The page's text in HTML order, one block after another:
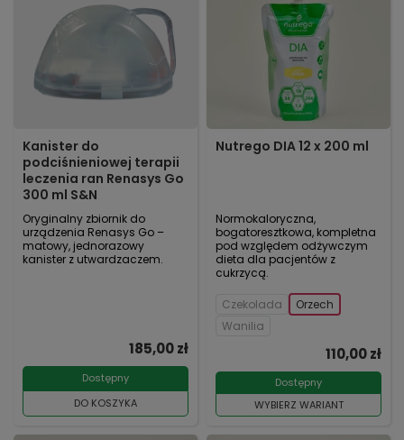
Kanister do
podciśnieniowej terapii
leczenia ran Renasys Go
300 ml S&N
Oryginalny zbiornik do
urządzenia Renasys Go –
matowy, jednorazowy
kanister z utwardzaczem.
Dostępny
DO KOSZYKA
185,00 zł
Nutrego DIA 12 x 200 ml
Normokaloryczna,
bogatoresztkowa, kompletna
pod względem odżywczym
dieta dla pacjentów z
cukrzycą.
Czekolada
Orzech
Wanilia
Dostępny
WYBIERZ WARIANT
110,00 zł